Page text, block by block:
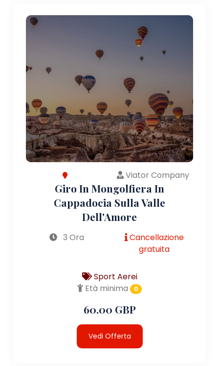
Viator Company
Giro In Mongolfiera In
Cappadocia Sulla Valle
Dell'Amore
3 Ora
Cancellazione
gratuita
Sport Aerei
Età minima
0
60.00 GBP
Vedi Offerta